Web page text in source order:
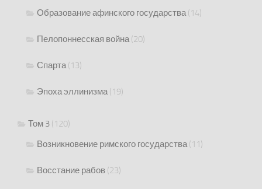
Образование афинского государства(14)
Пелопоннесская война(20)
Спарта(13)
Эпоха эллинизма(19)
Том 3 (120)
Возникновение римского государства(11)
Восстание рабов (23)